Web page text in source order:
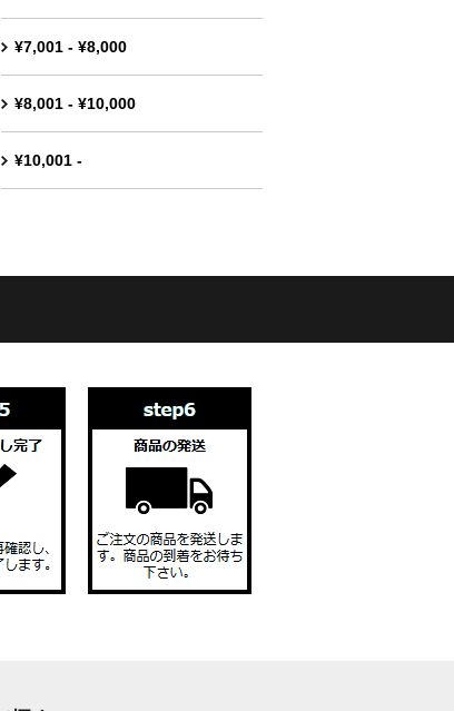
¥7,001 - ¥8,000
¥8,001 - ¥10,000
¥10,001 -